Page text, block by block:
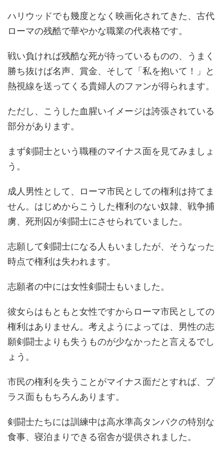
ハリウッドでも幾度となく映画化されてきた、古代
ローマの残酷で華やかな職業の代表格です。
戦い負ければ残酷な死が待っているものの、うまく
勝ち抜けば名声、賞金、そして「私を抱いて！」と
熱視線を送ってくる貴婦人のファンが得られます。
ただし、こうした血腥いイメージは誇張されている
部分があります。
まず剣闘士という職種のマイナス面を見てみましょ
う。
成人男性として、ローマ市民としての権利は持てま
せん。はじめからこうした権利のない奴隷、戦争捕
虜、死刑囚が剣闘士にさせられていました。
志願して剣闘士になる人もいましたが、そうなった
時点で権利は失われます。
志願者の中には女性剣闘士もいました。
彼女らはもともと女性ですからローマ市民としての
権利はありません。考えようによっては、男性の志
願剣闘士よりも失うものが少なかったと言えるでし
ょう。
市民の権利を失うことがマイナス面だとすれば、プ
ラス面ももちろんあります。
剣闘士たちには訓練中は高水準高タンパクの特別な
食事、寝泊まりできる宿舎が提供されました。